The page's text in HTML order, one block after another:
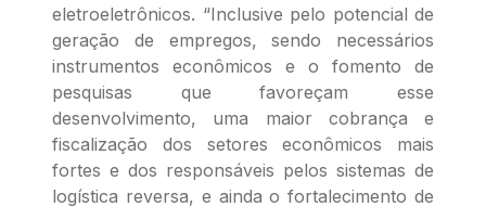
eletroeletrônicos. “Inclusive pelo potencial de
geração de empregos, sendo necessários
instrumentos econômicos e o fomento de
pesquisas que favoreçam esse
desenvolvimento, uma maior cobrança e
fiscalização dos setores econômicos mais
fortes e dos responsáveis pelos sistemas de
logística reversa, e ainda o fortalecimento de